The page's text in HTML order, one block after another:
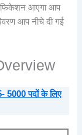
आएगा आप
आप नीचे दी गई
पदों के लिए